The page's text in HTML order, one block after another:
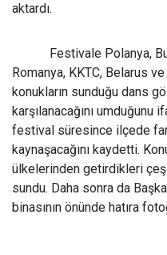
aktardı.
Festivale Polanya,
Romanya, KKTC, Belarus
konukların sunduğu dans
karşılanacağını umduğunu
festival süresince ilçede
kaynaşacağını kaydetti.
ülkelerinden getirdikleri
sundu. Daha sonra da
binasının önünde hatıra